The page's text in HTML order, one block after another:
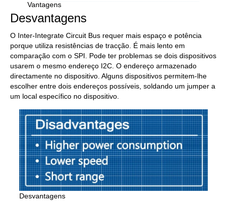
Vantagens
Desvantagens
O Inter-Integrate Circuit Bus requer mais espaço e potência
porque utiliza resistências de tracção. É mais lento em
comparação com o SPI. Pode ter problemas se dois dispositivos
usarem o mesmo endereço I2C. O endereço armazenado
directamente no dispositivo. Alguns dispositivos permitem-lhe
escolher entre dois endereços possíveis, soldando um jumper a
um local específico no dispositivo.
Desvantagens